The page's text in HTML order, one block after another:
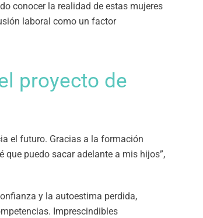
conocer la realidad de estas mujeres
laboral como un factor
proyecto de
el futuro. Gracias a la formación
puedo sacar adelante a mis hijos”,
y la autoestima perdida,
Imprescindibles